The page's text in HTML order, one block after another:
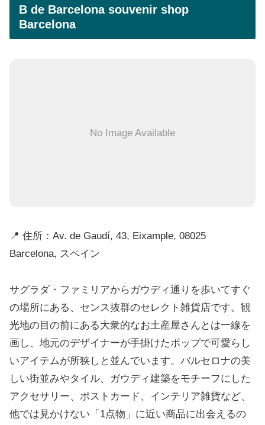
B de Barcelona souvenir shop
Barcelona
No Image Available
📍 住所：Av. de Gaudí, 43, Eixample, 08025
Barcelona, スペイン
サグラダ・ファミリアからガウディ通りを歩いてすぐ
の場所にある、センス抜群のセレクト雑貨店です。観
光地の目の前にある大衆的なお土産屋さんとは一線を
画し、地元のデザイナーが手掛けたポップで可愛らし
いアイテムが所狭しと並んでいます。バルセロナの美
しい街並みやタイル、ガウディ建築をモチーフにした
アクセサリー、ポストカード、インテリア雑貨など、
他では見かけない「1点物」に近い商品に出会えるの